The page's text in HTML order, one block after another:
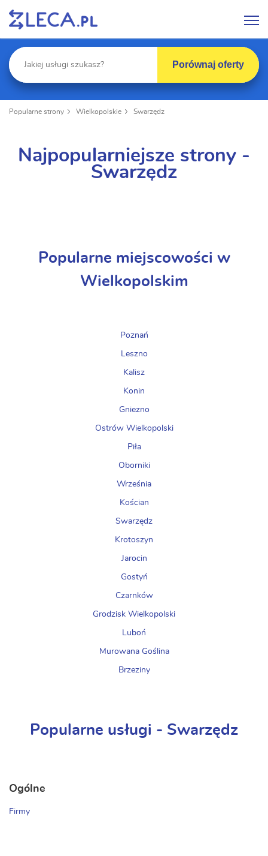
Porównaj oferty
Popularne strony Wielkopolskie Swarzędz
Najpopularniejsze strony -
Swarzędz
Popularne miejscowości w
Wielkopolskim
Poznań
Leszno
Kalisz
Konin
Gniezno
Ostrów Wielkopolski
Piła
Oborniki
Września
Kościan
Swarzędz
Krotoszyn
Jarocin
Gostyń
Czarnków
Grodzisk Wielkopolski
Luboń
Murowana Goślina
Brzeziny
Popularne usługi - Swarzędz
Ogólne
Firmy